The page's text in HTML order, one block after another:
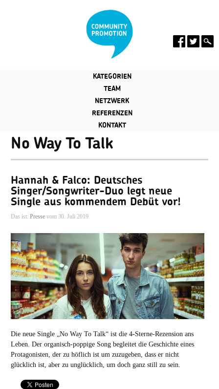
KATEGORIEN
TEAM
NETZWERK
REFERENZEN
KONTAKT
No Way To Talk
Hannah & Falco: Deutsches
Singer/Songwriter-Duo legt neue
Single aus kommendem Debüt vor!
Das ist: Pressevom 30. Juli 2019
Die neue Single „No Way To Talk“ ist die 4-Sterne-Rezension ans
Leben. Der organisch-poppige Song begleitet die Geschichte eines
Protagonisten, der zu höflich ist um zuzugeben, dass er nicht
glücklich ist, aber zu unglücklich, um doch ganz still zu sein.